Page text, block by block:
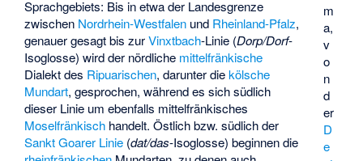
m
a,
v
o
n
d
er
D
e
Sprachgebiets: Bis in etwa der Landesgrenze
zwischen Nordrhein-Westfalen und Rheinland-Pfalz,
genauer gesagt bis zurVinxtbach-Linie (Dorp/Dorf-
Isoglosse) wird der nördliche mittelfränkische
Dialekt des Ripuarischen, darunter diekölsche
Mundart, gesprochen, während es sich südlich
dieser Linie um ebenfalls mittelfränkisches
Moselfränkisch handelt. Östlich bzw. südlich der
Sankt Goarer Linie (dat/das-Isoglosse) beginnen die